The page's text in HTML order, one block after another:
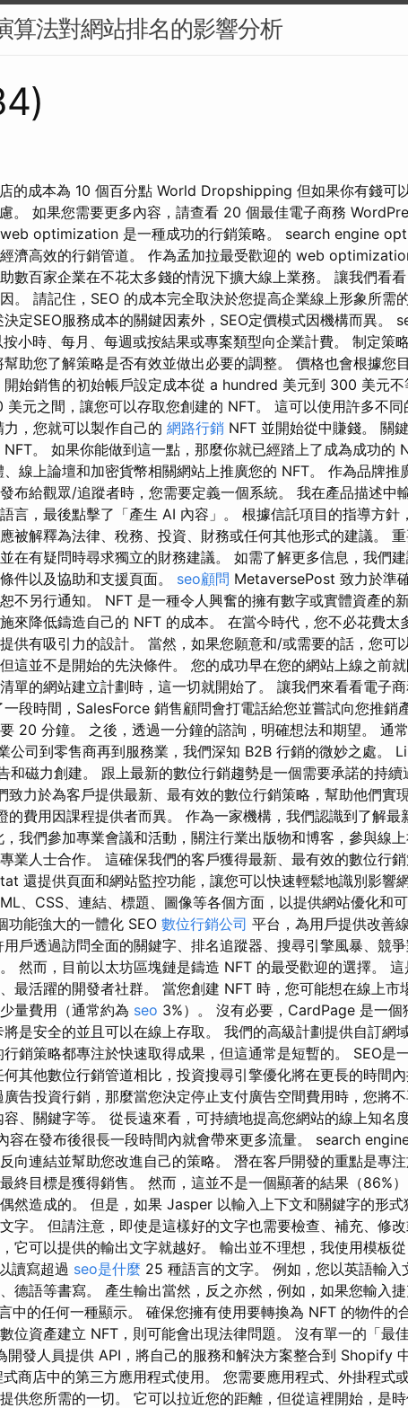
算法對網站排名的影響分析
的成本為 10 個百分點 World Dropshipping 但如果你有錢可
。 如果您需要更多內容，請查看 20 個最佳電子商務
optimization 是一種成功的行銷策略。 search engine
濟高效的行銷管道。 作為孟加拉最受歡迎的 web
數百家企業在不花太多錢的情況下擴大線上業務。 讓我們看
。 請記住，SEO 的成本完全取決於您提高企業線上形象所需
定SEO服務成本的關鍵因素外，SEO定價模式因機構而異。
小時、每月、每週或按結果或專案類型向企業計費。 制定策
助您了解策略是否有效並做出必要的調整。 價格也會根據您
始銷售的初始帳戶設定成本從 a hundred 美元到 300 美元不
美元之間，讓您可以存取您創建的 NFT。 這可以使用許多不
，您就可以製作自己的 網路行銷 NFT 並開始從中賺錢。 關
。 如果你能做到這一點，那麼你就已經踏上了成為成功的
線上論壇和加密貨幣相關網站上推廣您的 NFT。 作為品牌推
布給觀眾/追蹤者時，您需要定義一個系統。 我在產品描述中
言，最後點擊了「產生 AI 內容」。 根據信託項目的指導方針
被解釋為法律、稅務、投資、財務或任何其他形式的建議。
在有疑問時尋求獨立的財務建議。 如需了解更多信息，我們
件以及協助和支援頁面。 seo顧問 MetaversePost 致力於準
不另行通知。 NFT 是一種令人興奮的擁有數字或實體資產的
來降低鑄造自己的 NFT 的成本。 在當今時代，您不必花費太
供有吸引力的設計。 當然，如果您願意和/或需要的話，您可
但這並不是開始的先決條件。 您的成功早在您的網站上線之前
單的網站建立計劃時，這一切就開始了。 讓我們來看看電子
段時間，SalesForce 銷售顧問會打電話給您並嘗試向您推銷
20 分鐘。 之後，透過一分鐘的諮詢，明確想法和期望。 通
公司到零售商再到服務業，我們深知 B2B 行銷的微妙之處。
和磁力創建。 跟上最新的數位行銷趨勢是一個需要承諾的持續
力於為客戶提供最新、最有效的數位行銷策略，幫助他們實
的費用因課程提供者而異。 作為一家機構，我們認識到了解最
我們參加專業會議和活動，關注行業出版物和博客，參與線
業人士合作。 這確保我們的客戶獲得最新、最有效的數位行
還提供頁面和網站監控功能，讓您可以快速輕鬆地識別影響
、CSS、連結、標題、圖像等各個方面，以提供網站優化和
能強大的一體化 SEO 數位行銷公司 平台，為用戶提供改善
戶透過訪問全面的關鍵字、排名追蹤器、搜尋引擎風暴、競
然而，目前以太坊區塊鏈是鑄造 NFT 的最受歡迎的選擇。
最活躍的開發者社群。 當您創建 NFT 時，您可能想在線上市
量費用（通常約為 seo 3%）。 沒有必要，CardPage 是一個
是安全的並且可以在線上存取。 我們的高級計劃提供自訂網
銷策略都專注於快速取得成果，但這通常是短暫的。 SEO是
其他數位行銷管道相比，投資搜尋引擎優化將在更長的時間
告投資行銷，那麼當您決定停止支付廣告空間費用時，您將
容、關鍵字等。 從長遠來看，可持續地提高您網站的線上知名
在發布後很長一段時間內就會帶來更多流量。 search
向連結並幫助您改進自己的策略。 潛在客戶開發的重點是專
終目標是獲得銷售。 然而，這並不是一個顯著的結果（86%
然造成的。 但是，如果 Jasper 以輸入上下文和關鍵字的形式
字。 但請注意，即使是這樣好的文字也需要檢查、補充、修
它可以提供的輸出文字就越好。 輸出並不理想，我使用模板
讀寫超過 seo是什麼 25 種語言的文字。 例如，您以英語輸入
德語等書寫。 產生輸出當然，反之亦然，例如，如果您輸入
中的任何一種顯示。 確保您擁有使用要轉換為 NFT 的物件的
位資產建立 NFT，則可能會出現法律問題。 沒有單一的「最
開發人員提供 API，將自己的服務和解決方案整合到 Shopify
商店中的第三方應用程式使用。 您需要應用程式、外掛程式
供您所需的一切。 它可以拉近您的距離，但從這裡開始，是